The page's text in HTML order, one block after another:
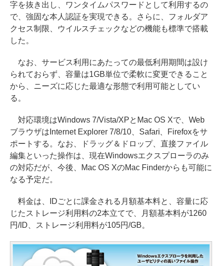
字を抜き出し、ワンタイムパスワードとして利用するの
で、強固な本人認証を実現できる。さらに、フォルダア
クセス制限、ウイルスチェックなどの機能も標準で搭載
した。
なお、サービス利用にあたっての最低利用期間は設け
られておらず、容量は1GB単位で柔軟に変更できること
から、ニーズに応じた最適な形態で利用可能としてい
る。
対応環境はWindows 7/Vista/XPとMac OS Xで、Web
ブラウザはInternet Explorer 7/8/10、Safari、Firefoxをサ
ポートする。なお、ドラッグ＆ドロップ、直接ファイル
編集といった操作は、現在Windowsエクスプローラのみ
の対応だが、今後、Mac OS XのMac Finderからも可能に
なる予定だ。
料金は、IDごとに課金される月額基本料と、容量に応
じたストレージ利用料の2本立てで、月額基本料が1260
円/ID、ストレージ利用料が105円/GB。